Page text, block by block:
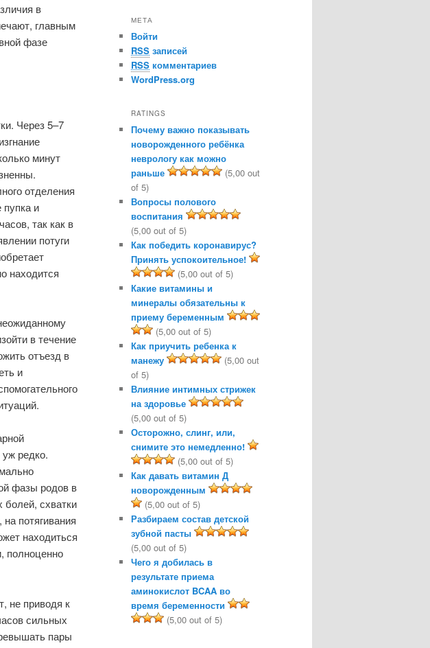
в
главным
фазе
Через 5–7
минут
отделения
и
так как в
потуги
находится
в течение
отъезд в
и
редко.
фазы родов в
схватки
потягивания
находиться
полноценно
не приводя к
сильных
пары
МЕТА
Войти
RSS записей
RSS комментариев
WordPress.org
RATINGS
Почему важно показывать
новорожденного ребёнка
неврологу как можно
раньше
(5,00 out
of 5)
Вопросы полового
воспитания
(5,00 out of 5)
Как победить коронавирус?
Принять успокоительное!
(5,00 out of 5)
Какие витамины и
минералы обязательны к
приему беременным
(5,00 out of 5)
Как приучить ребенка к
манежу
(5,00 out
of 5)
Влияние интимных стрижек
на здоровье
(5,00 out of 5)
Осторожно, слинг, или,
снимите это немедленно!
(5,00 out of 5)
Как давать витамин Д
новорожденным
(5,00 out of 5)
Разбираем состав детской
зубной пасты
(5,00 out of 5)
Чего я добилась в
результате приема
аминокислот BCAA во
время беременности
(5,00 out of 5)